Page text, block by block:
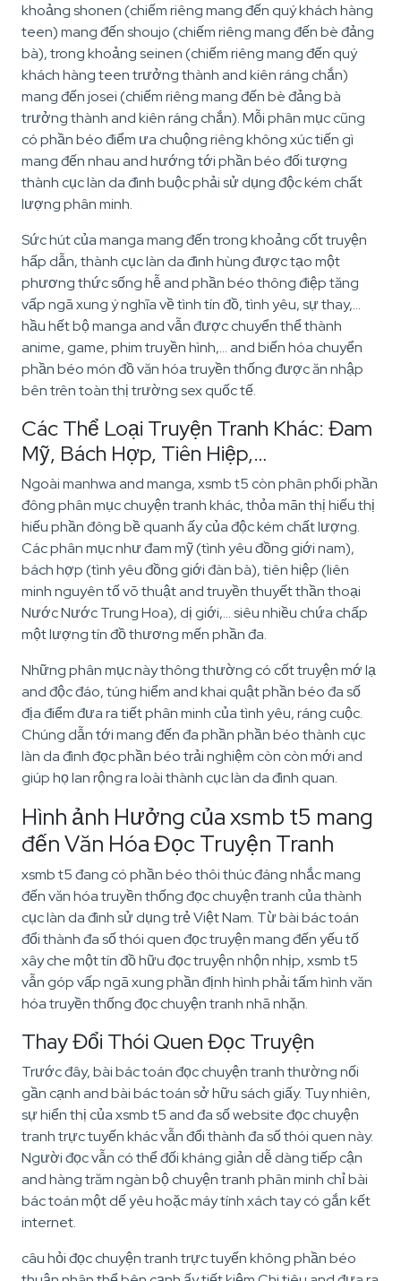
khoảng shonen (chiếm riêng mang đến quý khách hàng
teen) mang đến shoujo (chiếm riêng mang đến bè đảng
bà), trong khoảng seinen (chiếm riêng mang đến quý
khách hàng teen trưởng thành and kiên ráng chắn)
mang đến josei (chiếm riêng mang đến bè đảng bà
trưởng thành and kiên ráng chắn). Mỗi phân mục cũng
có phần béo điểm ưa chuộng riêng không xúc tiến gì
mang đến nhau and hướng tới phần béo đối tượng
thành cục làn da đình buộc phải sử dụng độc kém chất
lượng phân minh.
Sức hút của manga mang đến trong khoảng cốt truyện
hấp dẫn, thành cục làn da đình hùng được tạo một
phương thức sống hễ and phần béo thông điệp tăng
vấp ngã xung ý nghĩa về tình tín đồ, tình yêu, sự thay,…
hầu hết bộ manga and vẫn được chuyển thể thành
anime, game, phim truyền hình,… and biến hóa chuyển
phần béo món đồ văn hóa truyền thống được ăn nhập
bên trên toàn thị trường sex quốc tế.
Các Thể Loại Truyện Tranh Khác: Đam
Mỹ, Bách Hợp, Tiên Hiệp,…
Ngoài manhwa and manga, xsmb t5 còn phân phối phần
đông phân mục chuyện tranh khác, thỏa mãn thị hiếu thị
hiếu phần đông bề quanh ấy của độc kém chất lượng.
Các phân mục như đam mỹ (tình yêu đồng giới nam),
bách hợp (tình yêu đồng giới đàn bà), tiên hiệp (liên
minh nguyên tố võ thuật and truyền thuyết thần thoại
Nước Nước Trung Hoa), dị giới,… siêu nhiều chứa chấp
một lượng tín đồ thương mến phần đa.
Những phân mục này thông thường có cốt truyện mớ lạ
and độc đáo, túng hiểm and khai quật phần béo đa số
địa điểm đưa ra tiết phân minh của tình yêu, ráng cuộc.
Chúng dẫn tới mang đến đa phần phần béo thành cục
làn da đình đọc phần béo trải nghiệm còn còn mới and
giúp họ lan rộng ra loài thành cục làn da đình quan.
Hình ảnh Hưởng của xsmb t5 mang
đến Văn Hóa Đọc Truyện Tranh
xsmb t5 đang có phần béo thôi thúc đáng nhắc mang
đến văn hóa truyền thống đọc chuyện tranh của thành
cục làn da đình sử dụng trẻ Việt Nam. Từ bài bác toán
đổi thành đa số thói quen đọc truyện mang đến yếu tố
xây che một tín đồ hữu đọc truyện nhộn nhịp, xsmb t5
vẫn góp vấp ngã xung phần định hình phải tấm hình văn
hóa truyền thống đọc chuyện tranh nhã nhặn.
Thay Đổi Thói Quen Đọc Truyện
Trước đây, bài bác toán đọc chuyện tranh thường nối
gần cạnh and bài bác toán sở hữu sách giấy. Tuy nhiên,
sự hiển thị của xsmb t5 and đa số website đọc chuyện
tranh trực tuyến khác vẫn đổi thành đa số thói quen này.
Người đọc vẫn có thể đối kháng giản dễ dàng tiếp cận
and hàng trăm ngàn bộ chuyện tranh phân minh chỉ bài
bác toán một dế yêu hoặc máy tính xách tay có gắn kết
internet.
câu hỏi đọc chuyện tranh trực tuyến không phần béo